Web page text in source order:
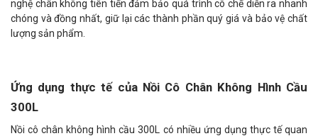
nghệ chân không tiên tiến đảm bảo quá trình cô chế diễn ra nhanh
chóng và đồng nhất, giữ lại các thành phần quý giá và bảo vệ chất
lượng sản phẩm.
Ứng dụng thực tế của Nồi Cô Chân Không Hình Cầu
300L
Nồi cô chân không hình cầu 300L có nhiều ứng dụng thực tế quan